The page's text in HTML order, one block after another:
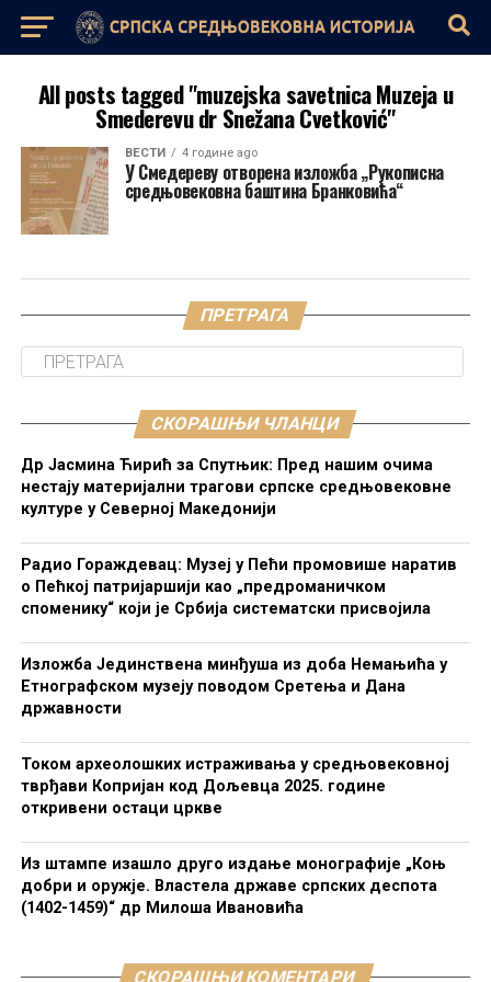
All posts tagged "muzejska savetnica Muzeja u
Smederevu dr Snežana Cvetković"
ВЕСТИ 4 године ago
У Смедереву отворена изложба „Рукописна
средњовековна баштина Бранковића“
ПРЕТРАГА
СКОРАШЊИ ЧЛАНЦИ
Др Јасмина Ћирић за Спутњик: Пред нашим очима
нестају материјални трагови српске средњовековне
културе у Северној Македонији
Радио Гораждевац: Музеј у Пећи промовише наратив
о Пећкој патријаршији као „предроманичком
споменику“ који је Србија систематски присвојила
Изложба Јединствена минђуша из доба Немањића у
Етнографском музеју поводом Сретења и Дана
државности
Током археолошких истраживања у средњовековној
тврђави Копријан код Дољевца 2025. године
откривени остаци цркве
Из штампе изашло друго издање монографије „Коњ
добри и оружје. Властела државе српских деспота
(1402-1459)“ др Милоша Ивановића
СКОРАШЊИ КОМЕНТАРИ